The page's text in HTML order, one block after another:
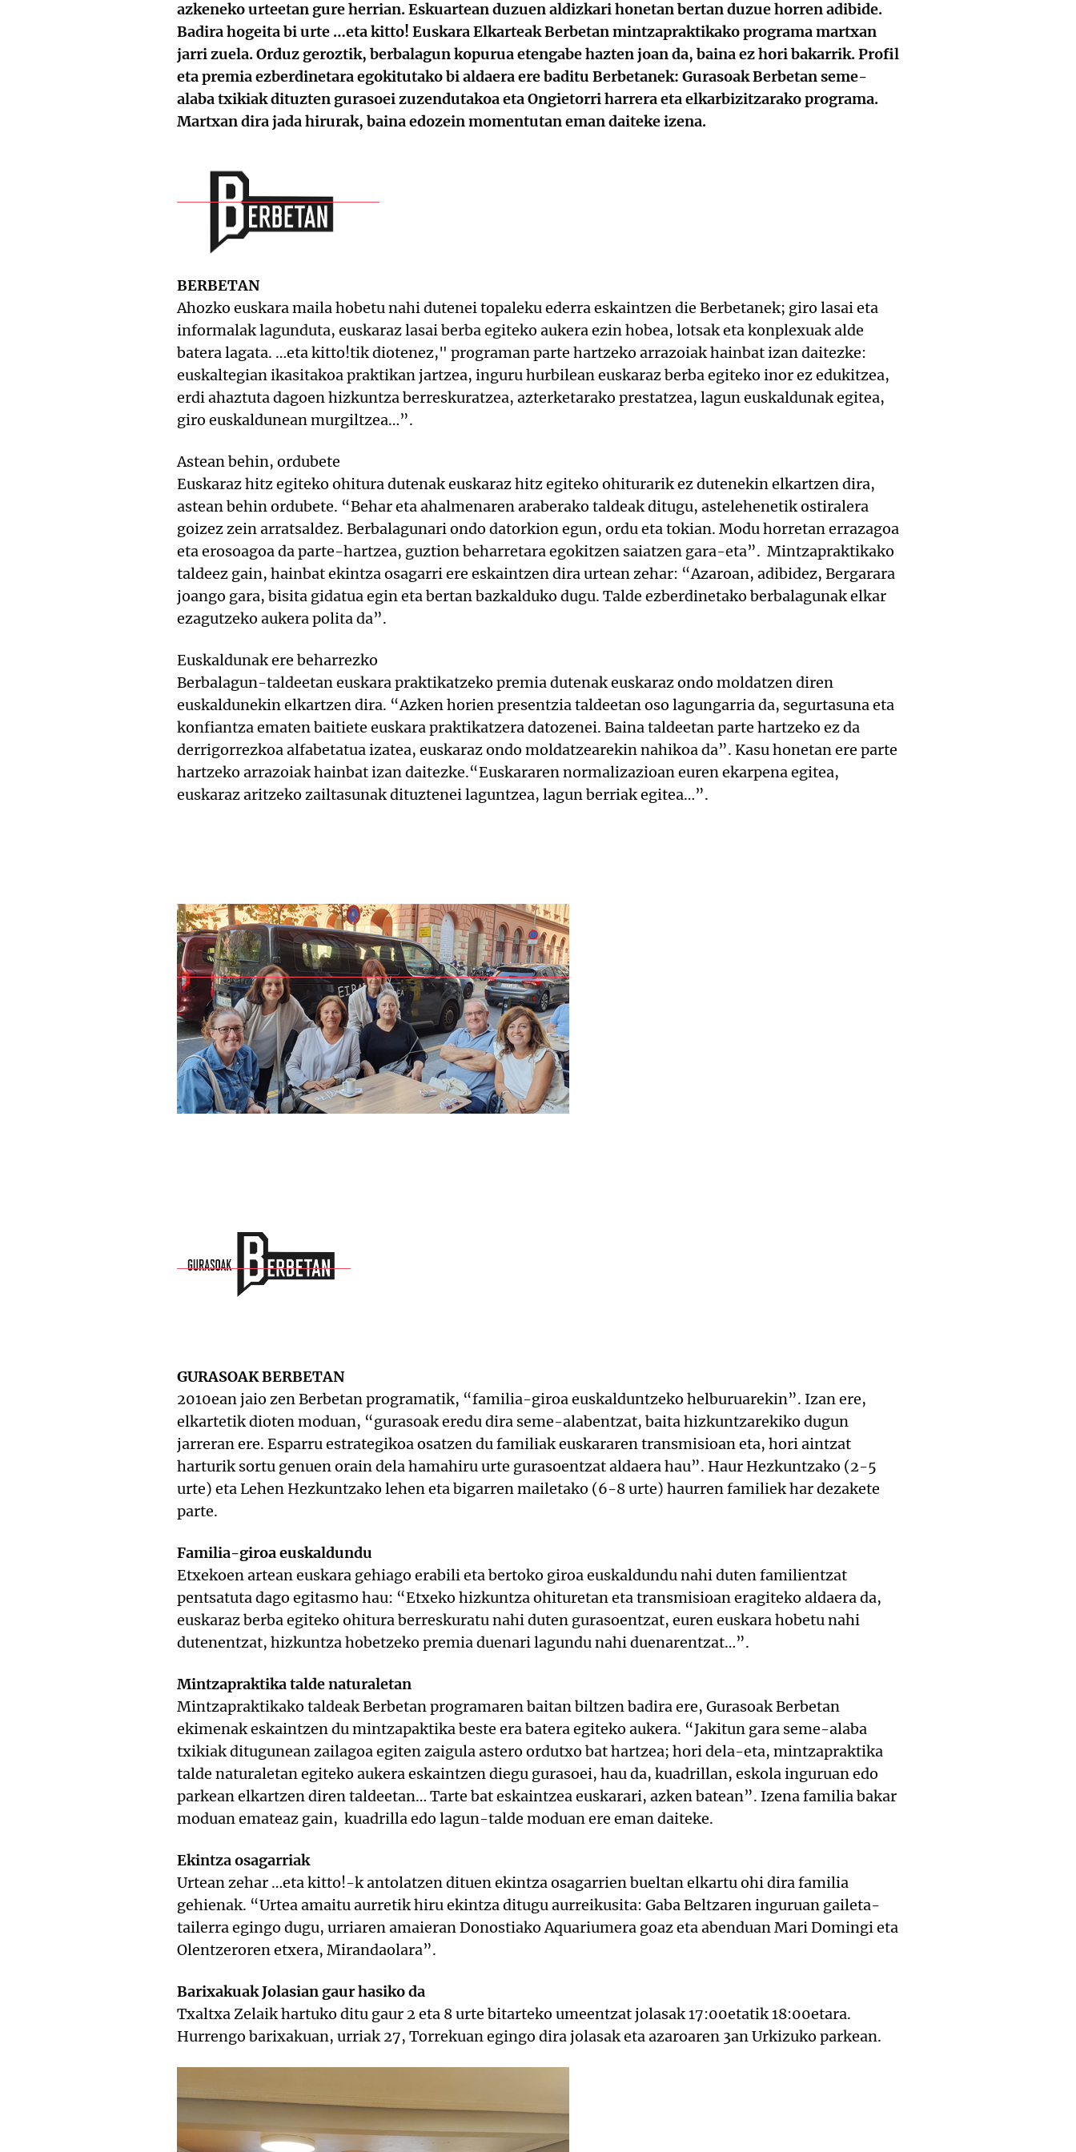
azkeneko urteetan gure herrian. Eskuartean duzuen aldizkari honetan bertan duzue horren adibide.
Badira hogeita bi urte …eta kitto! Euskara Elkarteak Berbetan mintzapraktikako programa martxan
jarri zuela. Orduz geroztik, berbalagun kopurua etengabe hazten joan da, baina ez hori bakarrik. Profil
eta premia ezberdinetara egokitutako bi aldaera ere baditu Berbetanek: Gurasoak Berbetan seme-
alaba txikiak dituzten gurasoei zuzendutakoa eta Ongietorri harrera eta elkarbizitzarako programa.
Martxan dira jada hirurak, baina edozein momentutan eman daiteke izena.
BERBETAN
Ahozko euskara maila hobetu nahi dutenei topaleku ederra eskaintzen die Berbetanek; giro lasai eta
informalak lagunduta, euskaraz lasai berba egiteko aukera ezin hobea, lotsak eta konplexuak alde
batera lagata. …eta kitto!tik diotenez," programan parte hartzeko arrazoiak hainbat izan daitezke:
euskaltegian ikasitakoa praktikan jartzea, inguru hurbilean euskaraz berba egiteko inor ez edukitzea,
erdi ahaztuta dagoen hizkuntza berreskuratzea, azterketarako prestatzea, lagun euskaldunak egitea,
giro euskaldunean murgiltzea…”.
Astean behin, ordubete
Euskaraz hitz egiteko ohitura dutenak euskaraz hitz egiteko ohiturarik ez dutenekin elkartzen dira,
astean behin ordubete. “Behar eta ahalmenaren araberako taldeak ditugu, astelehenetik ostiralera
goizez zein arratsaldez. Berbalagunari ondo datorkion egun, ordu eta tokian. Modu horretan errazagoa
eta erosoagoa da parte-hartzea, guztion beharretara egokitzen saiatzen gara-eta”. Mintzapraktikako
taldeez gain, hainbat ekintza osagarri ere eskaintzen dira urtean zehar: “Azaroan, adibidez, Bergarara
joango gara, bisita gidatua egin eta bertan bazkalduko dugu. Talde ezberdinetako berbalagunak elkar
ezagutzeko aukera polita da”.
Euskaldunak ere beharrezko
Berbalagun-taldeetan euskara praktikatzeko premia dutenak euskaraz ondo moldatzen diren
euskaldunekin elkartzen dira. “Azken horien presentzia taldeetan oso lagungarria da, segurtasuna eta
konfiantza ematen baitiete euskara praktikatzera datozenei. Baina taldeetan parte hartzeko ez da
derrigorrezkoa alfabetatua izatea, euskaraz ondo moldatzearekin nahikoa da”. Kasu honetan ere parte
hartzeko arrazoiak hainbat izan daitezke.“Euskararen normalizazioan euren ekarpena egitea,
euskaraz aritzeko zailtasunak dituztenei laguntzea, lagun berriak egitea…”.
GURASOAK BERBETAN
2010ean jaio zen Berbetan programatik, “familia-giroa euskalduntzeko helburuarekin”. Izan ere,
elkartetik dioten moduan, “gurasoak eredu dira seme-alabentzat, baita hizkuntzarekiko dugun
jarreran ere. Esparru estrategikoa osatzen du familiak euskararen transmisioan eta, hori aintzat
harturik sortu genuen orain dela hamahiru urte gurasoentzat aldaera hau”. Haur Hezkuntzako (2-5
urte) eta Lehen Hezkuntzako lehen eta bigarren mailetako (6-8 urte) haurren familiek har dezakete
parte.
Familia-giroa euskaldundu
Etxekoen artean euskara gehiago erabili eta bertoko giroa euskaldundu nahi duten familientzat
pentsatuta dago egitasmo hau: “Etxeko hizkuntza ohituretan eta transmisioan eragiteko aldaera da,
euskaraz berba egiteko ohitura berreskuratu nahi duten gurasoentzat, euren euskara hobetu nahi
dutenentzat, hizkuntza hobetzeko premia duenari lagundu nahi duenarentzat…”.
Mintzapraktika talde naturaletan
Mintzapraktikako taldeak Berbetan programaren baitan biltzen badira ere, Gurasoak Berbetan
ekimenak eskaintzen du mintzapaktika beste era batera egiteko aukera. “Jakitun gara seme-alaba
txikiak ditugunean zailagoa egiten zaigula astero ordutxo bat hartzea; hori dela-eta, mintzapraktika
talde naturaletan egiteko aukera eskaintzen diegu gurasoei, hau da, kuadrillan, eskola inguruan edo
parkean elkartzen diren taldeetan… Tarte bat eskaintzea euskarari, azken batean”. Izena familia bakar
moduan emateaz gain, kuadrilla edo lagun-talde moduan ere eman daiteke.
Ekintza osagarriak
Urtean zehar …eta kitto!-k antolatzen dituen ekintza osagarrien bueltan elkartu ohi dira familia
gehienak. “Urtea amaitu aurretik hiru ekintza ditugu aurreikusita: Gaba Beltzaren inguruan gaileta-
tailerra egingo dugu, urriaren amaieran Donostiako Aquariumera goaz eta abenduan Mari Domingi eta
Olentzeroren etxera, Mirandaolara”.
Barixakuak Jolasian gaur hasiko da
Txaltxa Zelaik hartuko ditu gaur 2 eta 8 urte bitarteko umeentzat jolasak 17:00etatik 18:00etara.
Hurrengo barixakuan, urriak 27, Torrekuan egingo dira jolasak eta azaroaren 3an Urkizuko parkean.